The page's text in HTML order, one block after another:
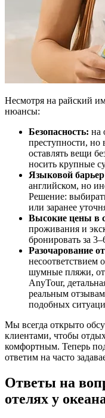
Несмотря на райский
нюансы:
Безопасность: на
преступности, но
оставлять вещи
носить крупные
Языковой
английском, но
Решение:
или заранее
Высокие цены в
проживания и
бронировать за
Разочарование
несоответствием
шумные пляжи,
AnyTour,
реальным
подобных
Мы всегда открыто
клиентами, чтобы
комфортным. Теперь
ответим на часто
Ответы на
отелях у